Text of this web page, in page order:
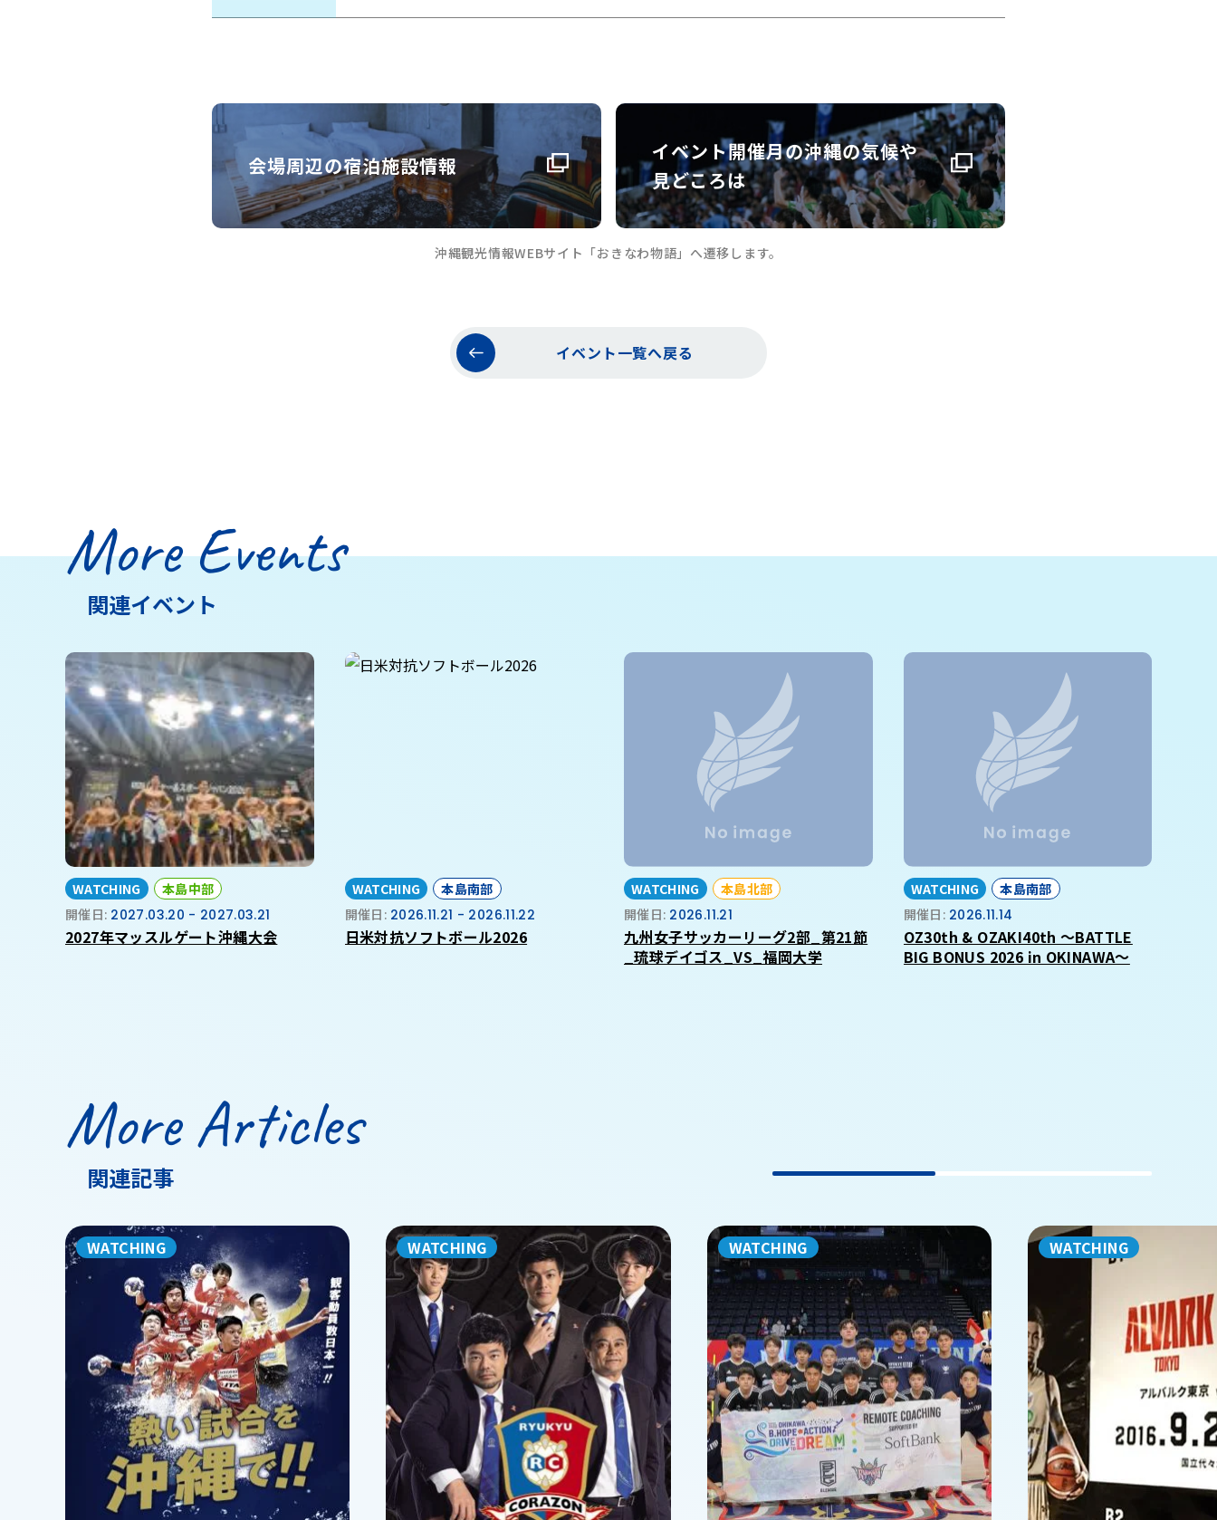
会場周辺の宿泊施設情報
イベント開催月の沖縄の気候や
見どころは
沖縄観光情報WEBサイト「おきなわ物語」へ遷移します。
イベント一覧へ戻る
More Events
関連イベント
WATCHING
本島中部
開催日: 2027.03.20 - 2027.03.21
2027年マッスルゲート沖縄大会
WATCHING
本島南部
開催日: 2026.11.21 - 2026.11.22
日米対抗ソフトボール2026
WATCHING
本島北部
開催日: 2026.11.21
九州女子サッカーリーグ2部_第21節
_琉球デイゴス_VS_福岡大学
WATCHING
本島南部
開催日: 2026.11.14
OZ30th & OZAKI40th ～BATTLE
BIG BONUS 2026 in OKINAWA～
More Articles
関連記事
WATCHING WATCHING WATCHING WATCHING